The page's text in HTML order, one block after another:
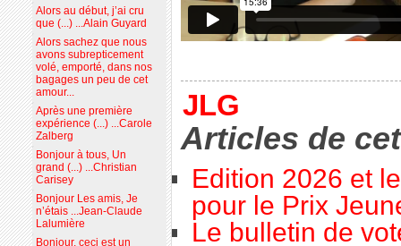
JLG
Articles de
Edition 2026 et
pour le Prix
Le bulletin de
Alors au début, j’ai cru
que (...) ...Alain Guyard
Alors sachez que nous
avons subrepticement
volé, emporté, dans nos
bagages un peu de cet
amour...
Après une première
expérience (...) ...Carole
Zalberg
Bonjour à tous, Un
grand (...) ...Christian
Carisey
Bonjour Les amis, Je
n’étais ...Jean-Claude
Lalumière
Bonjour, ceci est un